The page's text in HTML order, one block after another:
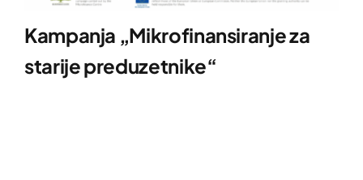
Kampanja „Mikrofinansiranje za
starije preduzetnike“